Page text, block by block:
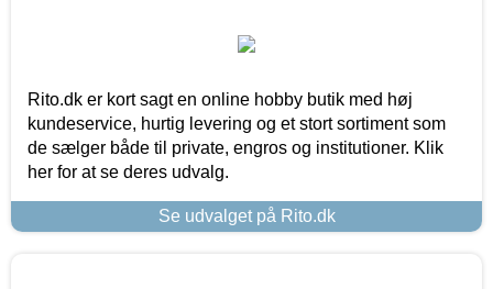
Rito.dk er kort sagt en online hobby butik med høj
kundeservice, hurtig levering og et stort sortiment som
de sælger både til private, engros og institutioner. Klik
her for at se deres udvalg.
Se udvalget på Rito.dk